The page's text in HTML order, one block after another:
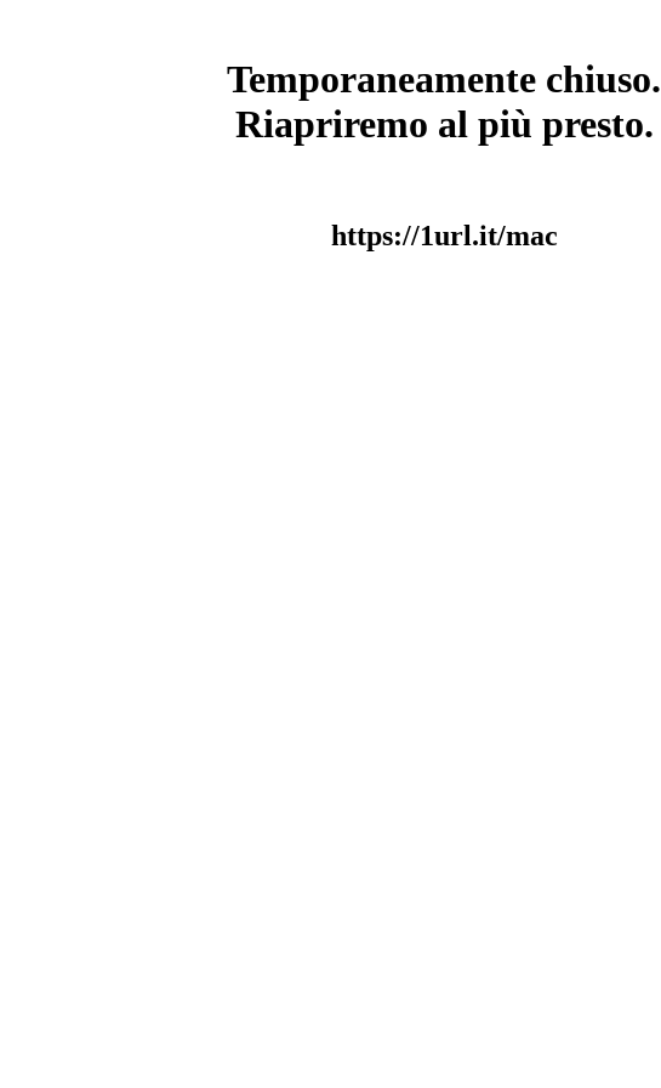
Temporaneamente chiuso.
Riapriremo al più presto.
https://1url.it/mac